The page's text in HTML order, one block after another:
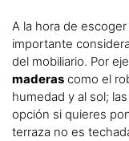
A la hora de
importante
del mobiliario. Por
maderas como el
humedad y al sol;
opción si quieres
terraza no es